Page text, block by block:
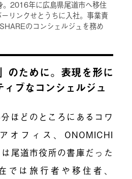
2016年に広島県尾道市へ移住
リンクせとうちに入社。事業責
のコンシェルジュを務め
のために。表現を形に
ブなコンシェルジュ
ほどのところにあるコワ
オフィス、ONOMICHI
尾道市役所の書庫だった
では旅行者や移住者、